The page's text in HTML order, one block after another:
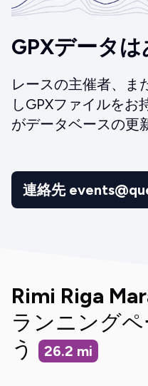
GPXデータ
レースの主催者、ま
しGPXファイルをお
がデータベースの更
連絡先
Rimi Riga
ランニング
う
26.2 mi